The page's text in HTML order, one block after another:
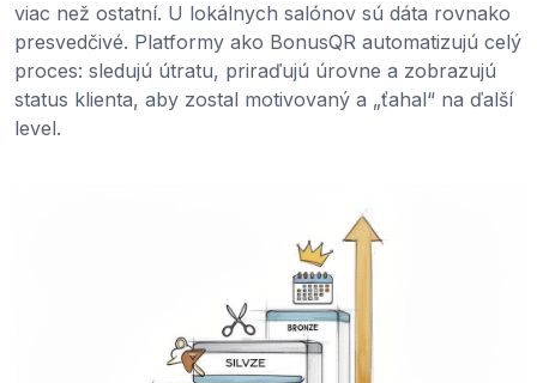
viac než ostatní. U lokálnych salónov sú dáta rovnako
presvedčivé. Platformy ako BonusQR automatizujú celý
proces: sledujú útratu, priraďujú úrovne a zobrazujú
status klienta, aby zostal motivovaný a „ťahal“ na ďalší
level.